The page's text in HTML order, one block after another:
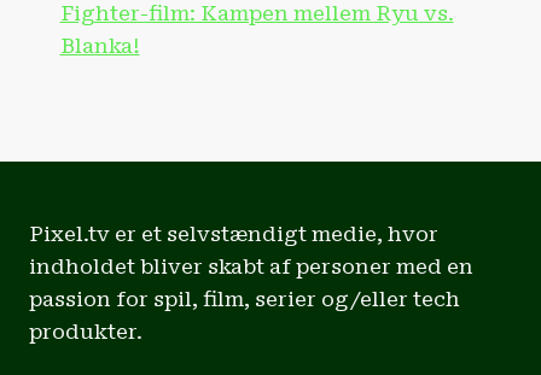
Fighter-film: Kampen mellem Ryu vs.
Blanka!
Pixel.tv er et selvstændigt medie, hvor
indholdet bliver skabt af personer med en
passion for spil, film, serier og/eller tech
produkter.